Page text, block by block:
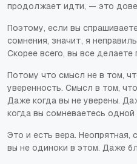
продолжает идти, — это
Поэтому, если вы
сомнения, значит, я
Скорее всего, вы все делаете
Потому что смысл не в том,
уверенность. Смысл в том,
Даже когда вы не уверены.
когда вы сомневаетесь
Это и есть вера. Неопрятная,
вы не одиноки в этом. Даже